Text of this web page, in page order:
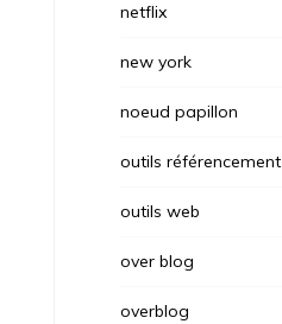
netflix
new york
noeud papillon
outils référencement
outils web
over blog
overblog